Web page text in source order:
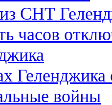
СНТ
часов
Геленджика
войны